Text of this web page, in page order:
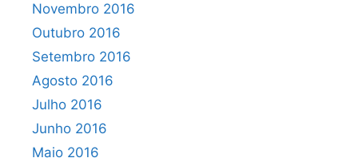
Novembro 2016
Outubro 2016
Setembro 2016
Agosto 2016
Julho 2016
Junho 2016
Maio 2016